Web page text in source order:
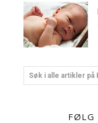
Søk i alle artikler på
FØLG